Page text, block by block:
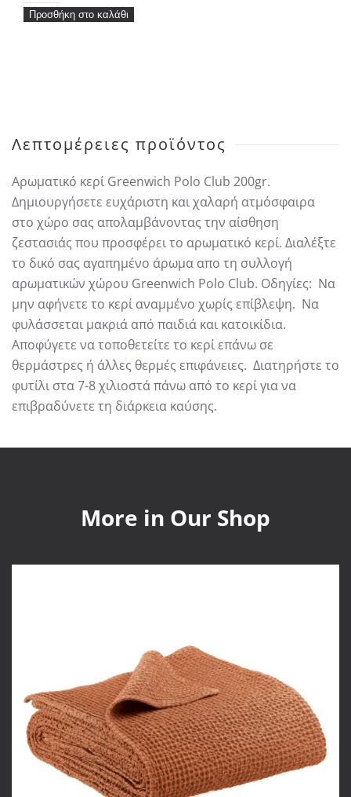
Club
Προσθήκη στο καλάθι
Λεπτομέρειες προϊόντος
Αρωματικό κερί Greenwich Polo Club 200gr.
Δημιουργήσετε ευχάριστη και χαλαρή ατμόσφαιρα
στο χώρο σας απολαμβάνοντας την αίσθηση
ζεστασιάς που προσφέρει το αρωματικό κερί. Διαλέξτε
το δικό σας αγαπημένο άρωμα απο τη συλλογή
αρωματικών χώρου Greenwich Polo Club. Οδηγίες: Να
μην αφήνετε το κερί αναμμένο χωρίς επίβλεψη. Να
φυλάσσεται μακριά από παιδιά και κατοικίδια.
Αποφύγετε να τοποθετείτε το κερί επάνω σε
θερμάστρες ή άλλες θερμές επιφάνειες. Διατηρήστε το
φυτίλι στα 7-8 χιλιοστά πάνω από το κερί για να
επιβραδύνετε τη διάρκεια καύσης.
More in Our Shop